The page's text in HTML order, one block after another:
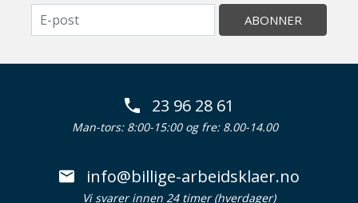
ABONNER
23 96 28 61
Man-tors: 8:00-15:00 og fre: 8.00-14.00
info@billige-arbeidsklaer.no
Vi svarer innen 24 timer (hverdager)